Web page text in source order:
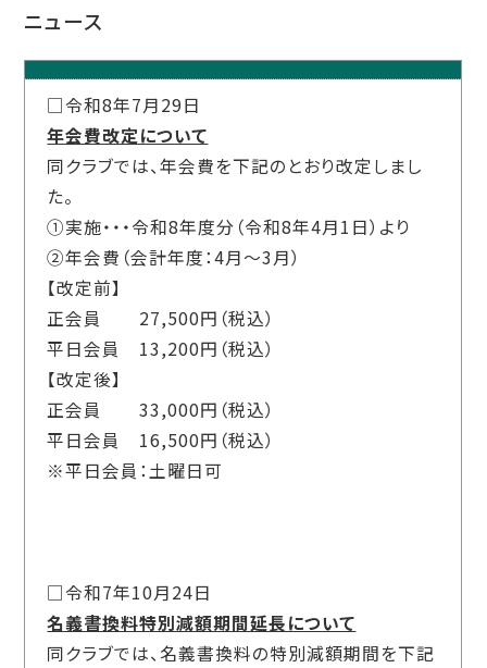
ニュース
□令和8年7月29日
年会費改定について
同クラブでは、年会費を下記のとおり改定しまし
た。
①実施・・・令和8年度分（令和8年4月1 日）より
②年会費（会計年度：4月～3月）
【改定前】
正会員 27,500円（税込）
平日会員 13,200円（税込）
【改定後】
正会員33,000円（税込）
平日会員 16,500円（税込）
※平日会員：土曜日可
□令和7年10月24日
名義書換料特別減額期間延長について
同クラブでは、名義書換料の特別減額期間を下記